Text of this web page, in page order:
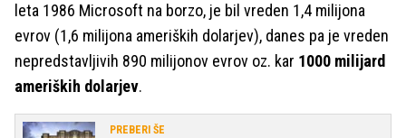
leta 1986 Microsoft na borzo, je bil vreden 1,4 milijona
evrov (1,6 milijona ameriških dolarjev), danes pa je vreden
nepredstavljivih 890 milijonov evrov oz. kar 1000 milijard
ameriških dolarjev.
PREBERI ŠE